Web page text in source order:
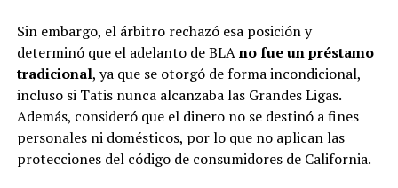
Sin embargo, el árbitro rechazó esa posición y
determinó que el adelanto de BLAno fue un préstamo
tradicional, ya que se otorgó de forma incondicional,
incluso si Tatis nunca alcanzaba las Grandes Ligas.
Además, consideró que el dinero no se destinó a fines
personales ni domésticos, por lo que no aplican las
protecciones del código de consumidores de California.